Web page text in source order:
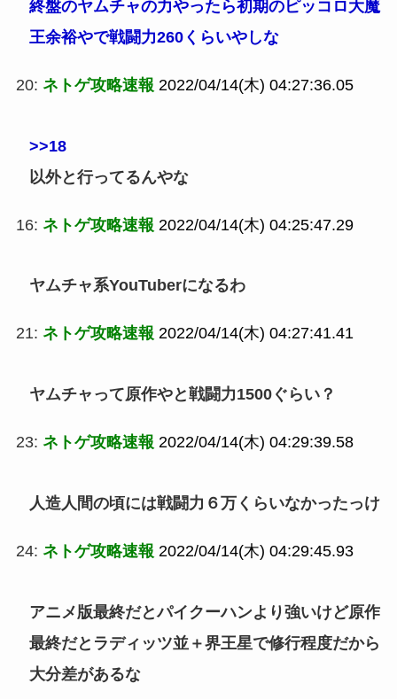
終盤のヤムチャの力やったら初期のピッコロ大魔
王余裕やで戦闘力260くらいやしな
20: ネトゲ攻略速報 2022/04/14(木) 04:27:36.05
>>18
以外と行ってるんやな
16: ネトゲ攻略速報 2022/04/14(木) 04:25:47.29
ヤムチャ系YouTuberになるわ
21: ネトゲ攻略速報 2022/04/14(木) 04:27:41.41
ヤムチャって原作やと戦闘力1500ぐらい？
23: ネトゲ攻略速報 2022/04/14(木) 04:29:39.58
人造人間の頃には戦闘力６万くらいなかったっけ
24: ネトゲ攻略速報 2022/04/14(木) 04:29:45.93
アニメ版最終だとパイクーハンより強いけど原作
最終だとラディッツ並＋界王星で修行程度だから
大分差があるな